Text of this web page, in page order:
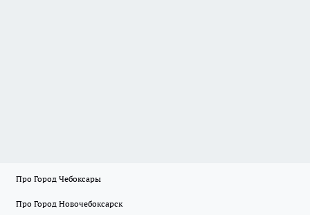
Про Город Чебоксары
Про Город Новочебоксарск